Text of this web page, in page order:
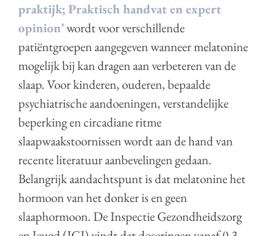
praktijk; Praktisch handvat en expert
opinion’wordt voor verschillende
patiëntgroepen aangegeven wanneer melatonine
mogelijk bij kan dragen aan verbeteren van de
slaap. Voor kinderen, ouderen, bepaalde
psychiatrische aandoeningen, verstandelijke
beperking en circadiane ritme
slaapwaakstoornissen wordt aan de hand van
recente literatuur aanbevelingen gedaan.
Belangrijk aandachtspunt is dat melatonine het
hormoon van het donker is en geen
slaaphormoon. De Inspectie Gezondheidszorg